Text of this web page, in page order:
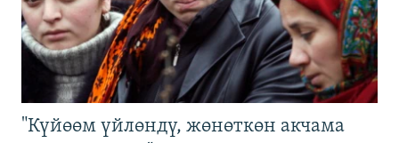
"Күйөөм үйлөндү, жөнөткөн акчама